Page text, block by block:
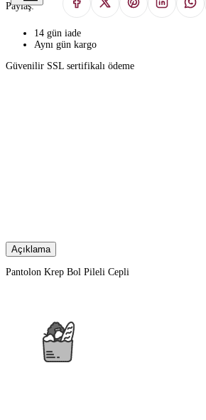
Paylaş:
14 gün iade
Aynı gün kargo
Güvenilir SSL sertifikalı ödeme
Açıklama
Pantolon Krep Bol Pileli Cepli